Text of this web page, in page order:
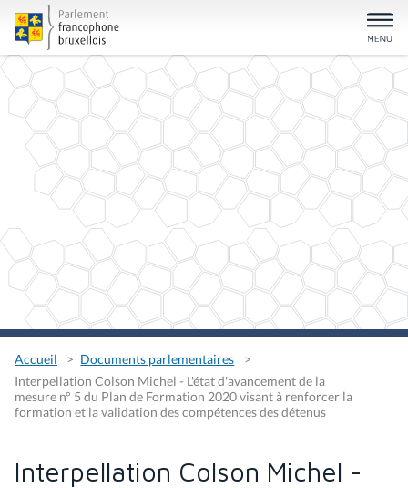
Accueil
Documents parlementaires
Interpellation Colson Michel - L'état d'avancement de la
mesure n° 5 du Plan de Formation 2020 visant à renforcer la
formation et la validation des compétences des détenus
Interpellation Colson Michel -